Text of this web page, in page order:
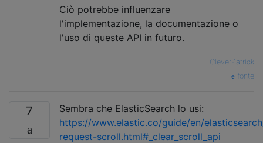
Ciò potrebbe influenzare
l'implementazione, la documentazione o
l'uso di queste API in futuro.
CleverPatrick
fonte
7
Sembra che ElasticSearch lo usi:
https://www.elastic.co/guide/en/
request-scroll.html#_clear_scroll_api